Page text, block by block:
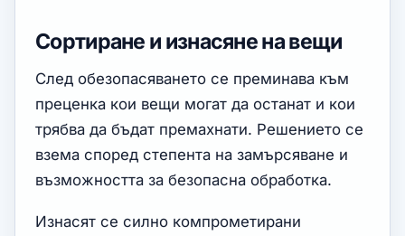
Сортиране и изнасяне на вещи
След обезопасяването се преминава към
преценка кои вещи могат да останат и кои
трябва да бъдат премахнати. Решението се
взема според степента на замърсяване и
възможността за безопасна обработка.
Изнасят се силно компрометирани